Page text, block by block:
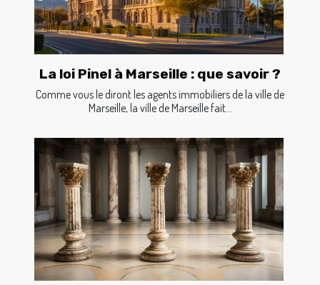
La loi Pinel à Marseille : que savoir ?
Comme vous le diront les agents immobiliers de la ville de
Marseille, la ville de Marseille fait...